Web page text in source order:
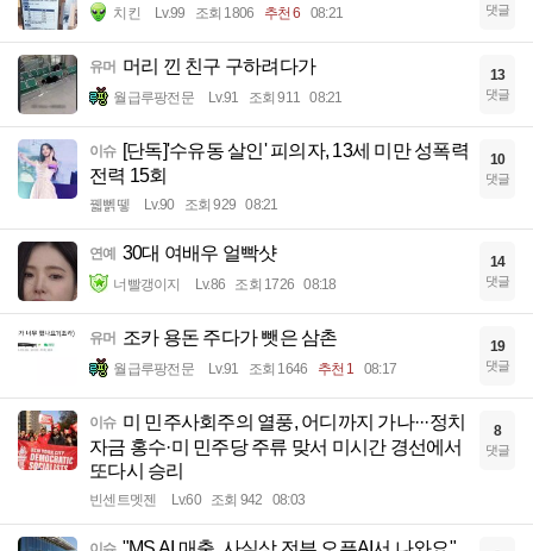
치킨 Lv.99 조회 1806 추천 6 08:21 댓글
유머 머리 낀 친구 구하려다가
월급루팡전문 Lv.91 조회 911 08:21
13
댓글
이슈 [단독]'수유동 살인' 피의자, 13세 미만 성폭력
전력 15회
꿻뻵뗗 Lv.90 조회 929 08:21
10
댓글
연예 30대 여배우 얼빡샷
너빨갱이지 Lv.86 조회 1726 08:18
14
댓글
유머 조카 용돈 주다가 뺏은 삼촌
월급루팡전문 Lv.91 조회 1646 추천 1 08:17
19
댓글
이슈 미 민주사회주의 열풍, 어디까지 가나···정치
자금 홍수·미 민주당 주류 맞서 미시간 경선에서
또다시 승리
빈센트멧젠 Lv.60 조회 942 08:03
8
댓글